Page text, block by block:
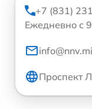
+7 (831)
Ежедневно с
Проспект